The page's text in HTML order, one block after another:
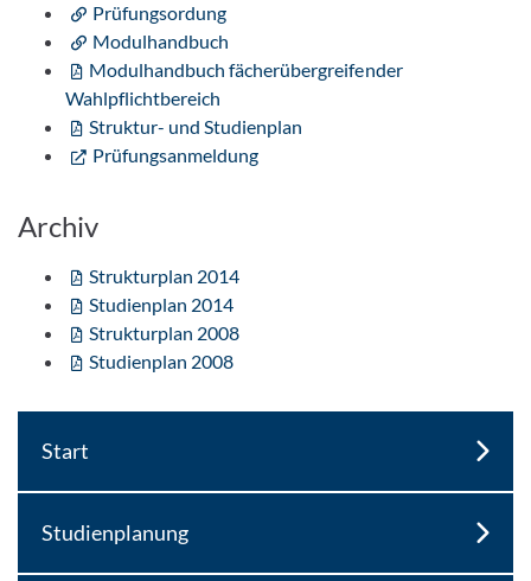
Prüfungsordung
Modulhandbuch
Modulhandbuch fächerübergreifender
Wahlpflichtbereich
Struktur- und Studienplan
Prüfungsanmeldung
Archiv
Strukturplan 2014
Studienplan 2014
Strukturplan 2008
Studienplan 2008
Start
Studienplanung